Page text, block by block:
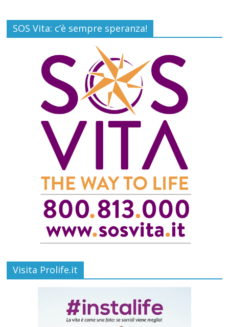
SOS Vita: c’è sempre speranza!
Visita Prolife.it